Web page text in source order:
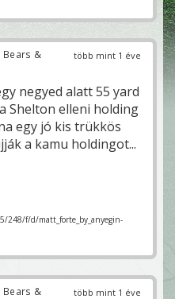
több mint 1 éve
&
negyed alatt 55 yard
Shelton elleni holding
egy jó kis trükkös
a kamu holdingot...
f/d/matt_forte_by_anyegin-
több mint 1 éve
&